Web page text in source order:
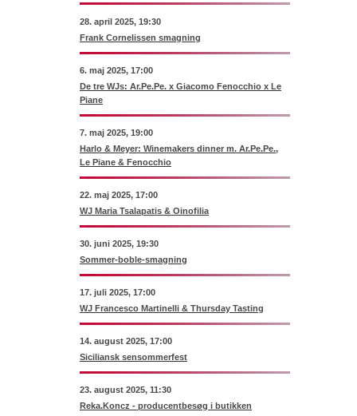
28. april 2025, 19:30
Frank Cornelissen smagning
6. maj 2025, 17:00
De tre WJs: Ar.Pe.Pe. x Giacomo Fenocchio x Le
Piane
7. maj 2025, 19:00
Harlo & Meyer: Winemakers dinner m. Ar.Pe.Pe.,
Le Piane & Fenocchio
22. maj 2025, 17:00
WJ Maria Tsalapatis & Oinofilia
30. juni 2025, 19:30
Sommer-boble-smagning
17. juli 2025, 17:00
WJ Francesco Martinelli & Thursday Tasting
14. august 2025, 17:00
Siciliansk sensommerfest
23. august 2025, 11:30
Reka.Koncz - producentbesøg i butikken